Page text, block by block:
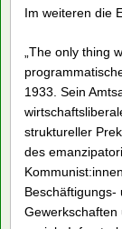
In dieser
heute! Wie
nachhaltigen
des
GdFF gerne
Auch der GdFF-
aufgegriffen, die
die heutige Zeit